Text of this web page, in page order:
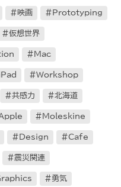
映画 Prototyping
仮想世界
Mac
Workshop
共感力 北海道
Moleskine
Design Cafe
震災関連
勇気